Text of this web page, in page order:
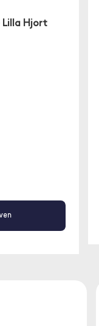
Lilla Hjort